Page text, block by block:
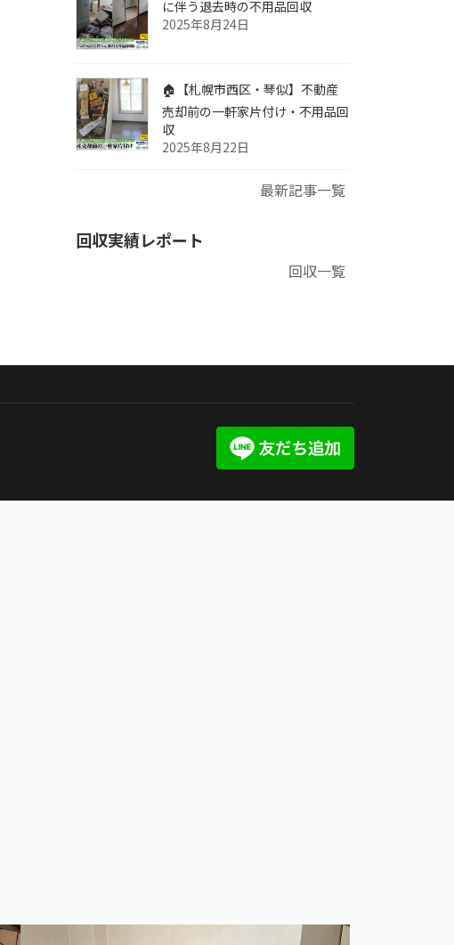
に伴う退去時の不用品回収
2025年8月24日
🏠【札幌市西区・琴似】不動産
売却前の一軒家片付け・不用品回
収
2025年8月22日
最新記事一覧
回収実績レポート
回収一覧